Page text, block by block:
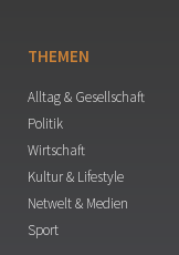
THEMEN
Alltag & Gesellschaft
Politik
Wirtschaft
Kultur & Lifestyle
Netwelt & Medien
Sport